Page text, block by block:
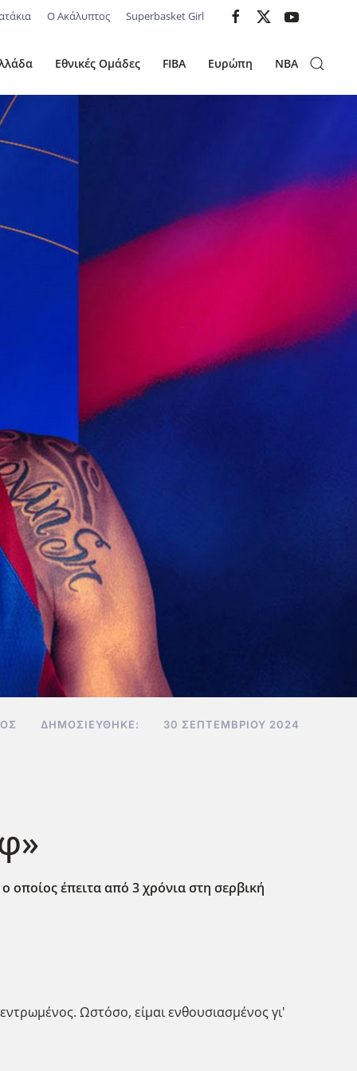
Ο Ακάλυπτος Superbasket Girl
Εθνικές Ομάδες FIBA Ευρώπη NBA
ΔΗΜΟΣΙΕΎΘΗΚΕ: 30 ΣΕΠΤΕΜΒΡΊΟΥ 2024
οποίος έπειτα από 3 χρόνια στη σερβική
Ωστόσο, είμαι ενθουσιασμένος γι'